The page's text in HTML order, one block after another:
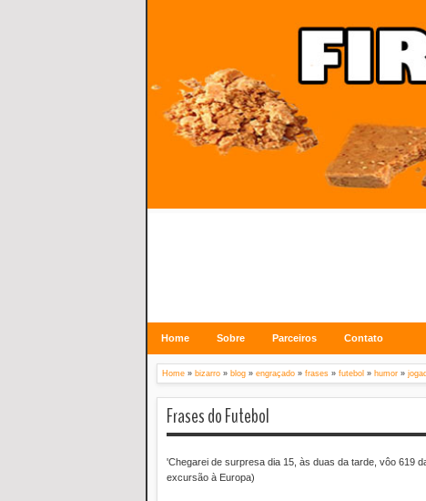
Home Sobre Parceiros Contato
Home » bizarro » blog » engraçado » frases » futebol » humor »
Frases do Futebol
'Chegarei de surpresa dia 15, às duas da tarde, vôo 619
excursão à Europa)